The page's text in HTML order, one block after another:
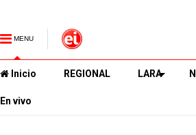
MENU
Inicio REGIONAL LARA
En vivo